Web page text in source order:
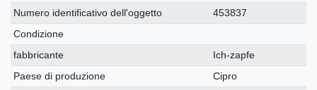
Ceres::Template.singleItemTechnicalDataAttribute
Ceres::Template.singleItemTechnicalDataValue
Numero identificativo dell'oggetto
453837
Condizione
fabbricante
Ich-zapfe
Paese di produzione
Cipro